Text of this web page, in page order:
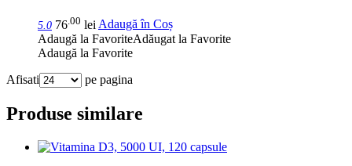
5.0 76 .00 lei Adaugă în Coș
Adaugă la FavoriteAdăugat la Favorite
Adaugă la Favorite
Afisati
pe pagina
Produse similare